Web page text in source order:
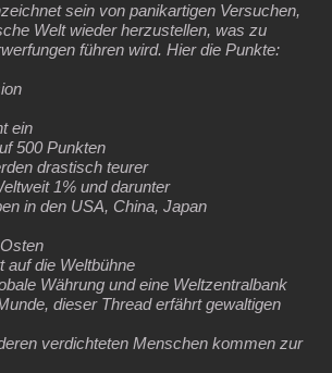
sein von panikartigen Versuchen,
Welt wieder herzustellen, was zu
führen wird. Hier die Punkte:
ein
500 Punkten
drastisch teurer
1% und darunter
in den USA, China, Japan
auf die Weltbühne
Währung und eine Weltzentralbank
dieser Thread erfährt gewaltigen
verdichteten Menschen kommen zur